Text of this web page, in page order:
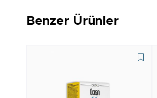
Benzer Ürünler